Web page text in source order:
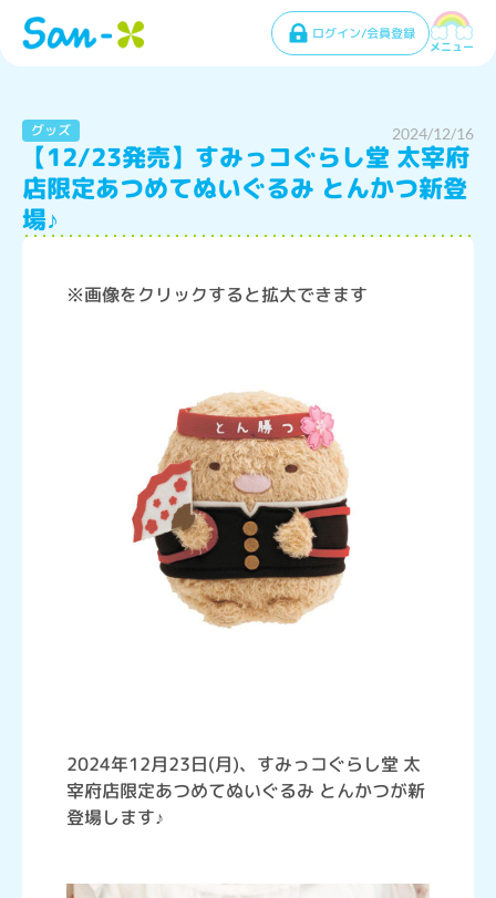
ログイン/会員登録
メニュー
グッズ 2024/12/16
【12/23発売】すみっコぐらし堂 太宰府
店限定あつめてぬいぐるみ とんかつ新登
場♪
※画像をクリックすると拡大できます
2024年12月23日(月)、すみっコぐらし堂 太
宰府店限定あつめてぬいぐるみ とんかつが新
登場します♪